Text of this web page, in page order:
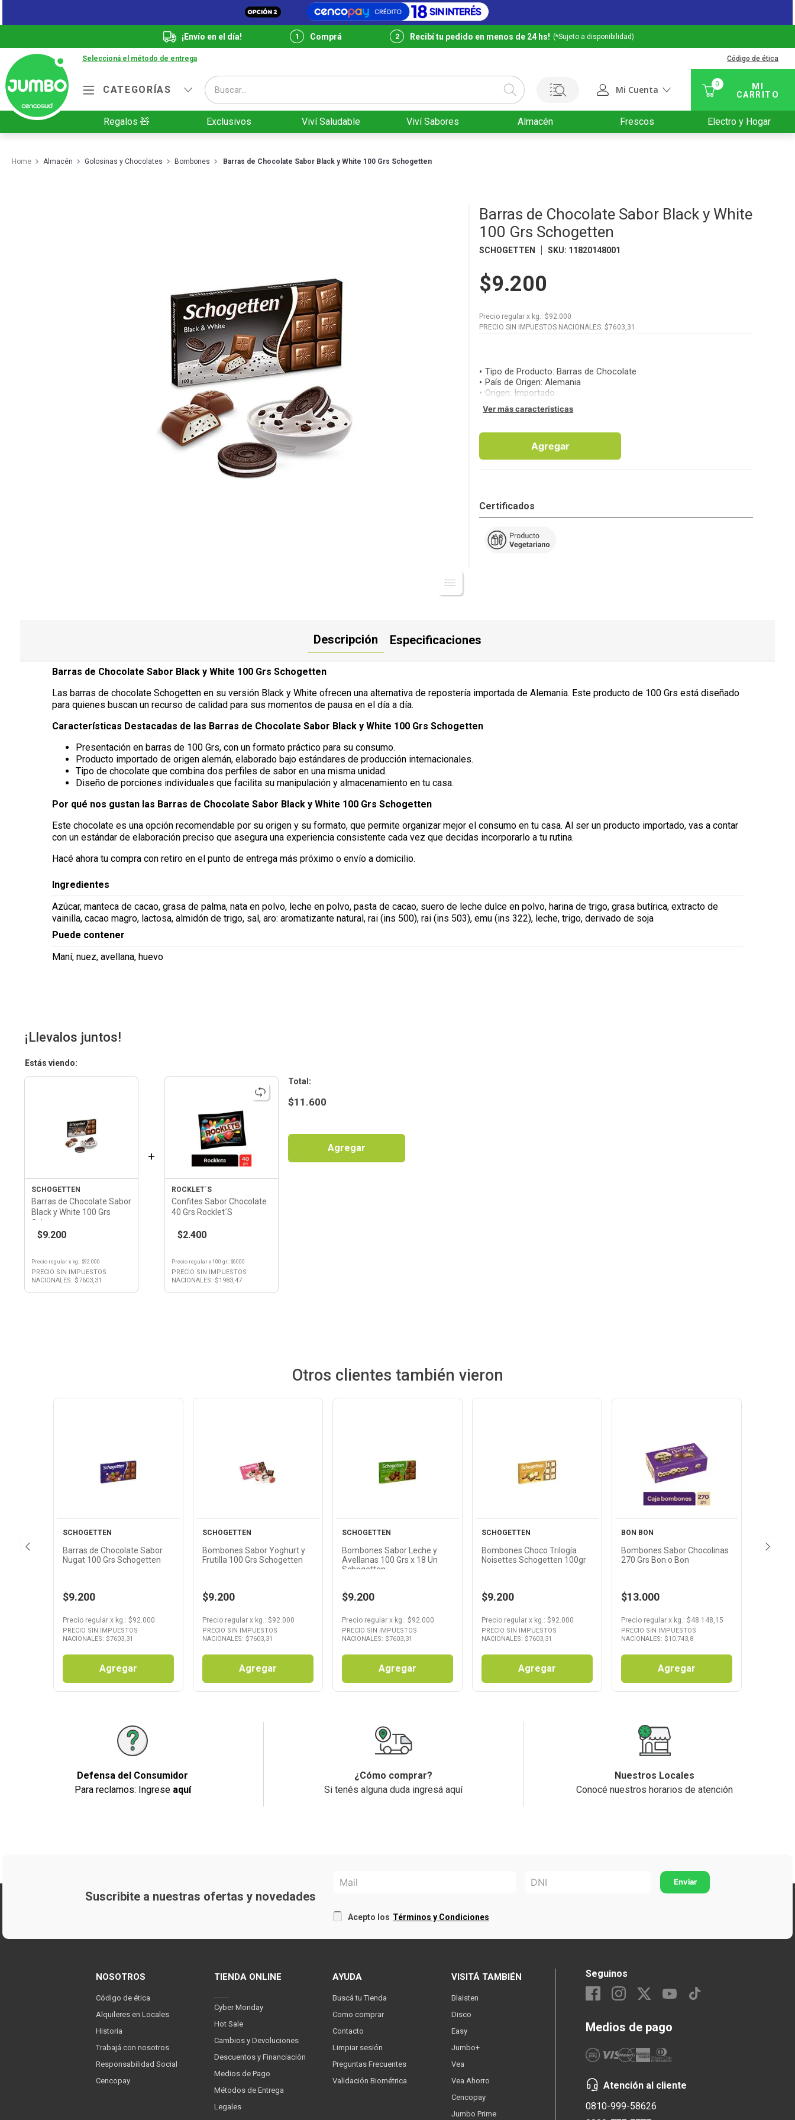
¡Envío en el día! Comprá Recibí tu pedido en menos de 24 hs! (*Sujeto a disponibilidad)
Seleccioná el método de entrega Código de ética
CATEGORÍAS
Buscar...
Mi Cuenta
0
Regalos 🧸 Exclusivos Viví Saludable Viví Sabores Almacén Frescos Electro y Hogar
Almacén Golosinas y Chocolates Bombones Barras de Chocolate Sabor Black y White 100 Grs Schogetten
Barras de Chocolate Sabor Black y White
100 Grs Schogetten
SCHOGETTEN SKU: 11820148001
$9.200
Precio regular x kg.: $92.000
PRECIO SIN IMPUESTOS NACIONALES: $7603,31
Tipo de Producto: Barras de Chocolate
País de Origen:Alemania
Origen: Importado
Ver más características
Agregar
Certificados
Descripción Especificaciones
Barras de Chocolate Sabor Black y White 100 Grs Schogetten
Las barras de chocolate Schogetten en su versión Black y White ofrecen una alternativa de repostería importada de Alemania. Este producto de 100 Grs está diseñado
para quienes buscan un recurso de calidad para sus momentos de pausa en el día a día.
Características Destacadas de las Barras de Chocolate Sabor Black y White 100 Grs Schogetten
Presentación en barras de 100 Grs, con un formato práctico para su consumo.
Producto importado de origen alemán, elaborado bajo estándares de producción internacionales.
Tipo de chocolate que combina dos perfiles de sabor en una misma unidad.
Diseño de porciones individuales que facilita su manipulación y almacenamiento en tu casa.
Por qué nos gustan las Barras de Chocolate Sabor Black y White 100 Grs Schogetten
Este chocolate es una opción recomendable por su origen y su formato, que permite organizar mejor el consumo en tu casa. Al ser un producto importado, vas a contar
con un estándar de elaboración preciso que asegura una experiencia consistente cada vez que decidas incorporarlo a tu rutina.
Hacé ahora tu compra con retiro en el punto de entrega más próximo o envío a domicilio.
Ingredientes
Azúcar, manteca de cacao, grasa de palma, nata en polvo, leche en polvo, pasta de cacao, suero de leche dulce en polvo, harina de trigo, grasa butírica, extracto de
vainilla, cacao magro, lactosa, almidón de trigo, sal, aro: aromatizante natural, rai (ins 500), rai (ins 503), emu (ins 322), leche, trigo, derivado de soja
Puede contener
Maní, nuez, avellana, huevo
¡Llevalos juntos!
Estás viendo:
SCHOGETTEN
Barras de Chocolate Sabor
Black y White 100 Grs
Schogetten
$9.200
Precio regularx kg.: $92.000
PRECIO SIN IMPUESTOS
NACIONALES: $7603,31
+
ROCKLET´S
Confites Sabor Chocolate
40 Grs Rocklet´S
$2.400
Precio regularx 100 gr.: $6000
PRECIO SIN IMPUESTOS
NACIONALES: $1983,47
:
$11.600
Agregar
Otros clientes también vieron
Ver
Producto
SCHOGETTEN
Barras de Chocolate Sabor
Nugat 100 Grs Schogetten
$9.200
Precio regular x kg.: $92.000
PRECIO SIN IMPUESTOS
NACIONALES: $7603,31
Agregar
Ver
Producto
SCHOGETTEN
Bombones Sabor Yoghurt y
Frutilla 100 Grs Schogetten
$9.200
Precio regular x kg.: $92.000
PRECIO SIN IMPUESTOS
NACIONALES: $7603,31
Agregar
Ver
Producto
SCHOGETTEN
Bombones Sabor Leche y
Avellanas 100 Grs x 18 Un
Schogetten
$9.200
Precio regular x kg.: $92.000
PRECIO SIN IMPUESTOS
NACIONALES: $7603,31
Agregar
Ver
Producto
SCHOGETTEN
Bombones Choco Trilogía
Noisettes Schogetten 100gr
$9.200
Precio regular x kg.: $92.000
PRECIO SIN IMPUESTOS
NACIONALES: $7603,31
Agregar
Ver
Producto
BON BON
Bombones Sabor Chocolinas
270 Grs Bon o Bon
$13.000
Precio regular x kg.: $48.148,15
PRECIO SIN IMPUESTOS
NACIONALES: $10.743,8
Agregar
Defensa del Consumidor
Para reclamos: Ingrese aquí
¿Cómo comprar?
Si tenés alguna duda ingresá aquí
Nuestros Locales
Conocé nuestros horarios de atención
Suscribite a nuestras ofertas y novedades
Acepto los Términos y Condiciones
NOSOTROS
Código de ética
Alquileres en Locales
Historia
Trabajá con nosotros
Responsabilidad Social
Cencopay
TIENDA ONLINE
Cyber Monday
Hot Sale
Cambios y Devoluciones
Descuentos y Financiación
Medios de Pago
Métodos de Entrega
Legales
AYUDA
Buscá tu Tienda
Como comprar
Contacto
Limpiar sesión
Preguntas Frecuentes
Validación Biométrica
VISITÁ TAMBIÉN
Blaisten
Disco
Easy
Jumbo+
Vea
Vea Ahorro
Cencopay
Jumbo Prime
Seguinos
Medios de pago
Atención al cliente
0810-999-58626
Términos más buscados
2.
Cafe
Juguetes
Carne